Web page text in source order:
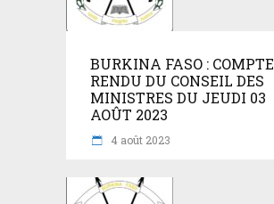
BURKINA FASO : COMPTE
RENDU DU CONSEIL DES
MINISTRES DU JEUDI 03
AOÛT 2023
4 août 2023